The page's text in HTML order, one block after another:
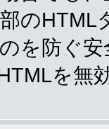
の
を防ぐ
を無